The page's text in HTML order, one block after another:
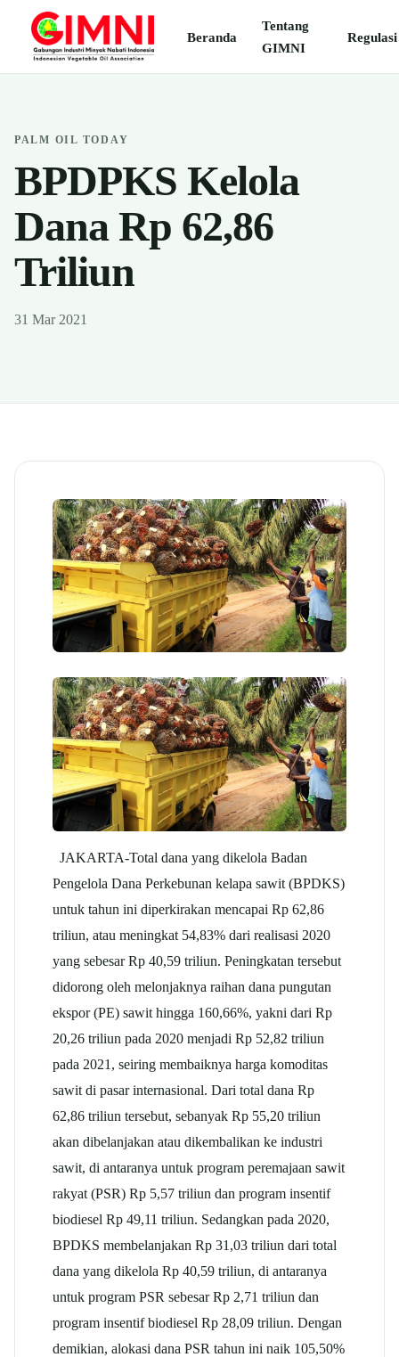
Beranda
Tentang
GIMNI
Regulasi
PALM OIL TODAY
BPDPKS Kelola
Dana Rp 62,86
Triliun
31 Mar 2021
JAKARTA-Total dana yang dikelola Badan
Pengelola Dana Perkebunan kelapa sawit(BPDKS)
untuk tahun ini diperkirakan mencapai Rp 62,86
triliun, atau meningkat 54,83% dari realisasi 2020
yang sebesar Rp 40,59 triliun. Peningkatan tersebut
didorong oleh melonjaknya raihan dana pungutan
ekspor (PE) sawit hingga 160,66%, yakni dari Rp
20,26 triliun pada 2020 menjadi Rp 52,82 triliun
pada 2021, seiring membaiknya harga komoditas
sawit di pasar internasional. Dari total dana Rp
62,86 triliun tersebut, sebanyak Rp 55,20 triliun
akan dibelanjakan atau dikembalikan ke industri
sawit, di antaranya untuk program peremajaan sawit
rakyat (PSR) Rp 5,57 triliun dan program insentif
biodiesel Rp 49,11 triliun. Sedangkan pada 2020,
BPDKS membelanjakan Rp 31,03 triliun dari total
dana yang dikelola Rp 40,59 triliun, di antaranya
untuk program PSR sebesar Rp 2,71 triliun dan
program insentif biodiesel Rp 28,09 triliun. Dengan
demikian, alokasi dana PSR tahun ini naik 105,50%